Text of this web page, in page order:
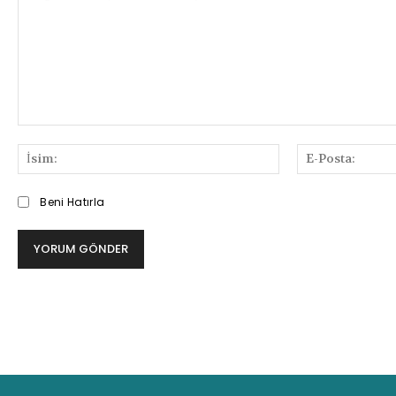
ve
Deneyimlerinizi
İsim:
Beni Hatırla